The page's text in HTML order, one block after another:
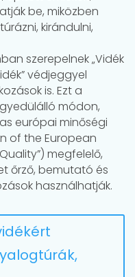
be, miközben
kirándulni,
szerepelnek „Vidék
védjeggyel
is. Ezt a
módon,
európai minőségi
of the European
megfelelő,
őrző, bemutató és
használhatják.